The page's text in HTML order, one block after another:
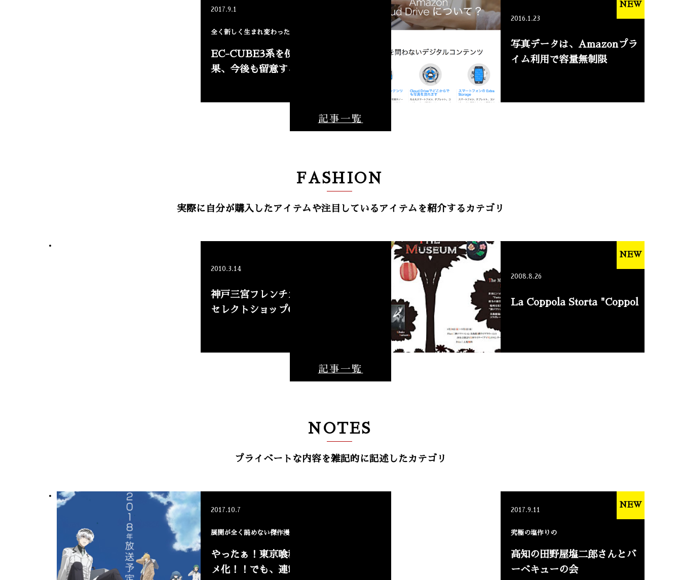
2017.9.1
全く新しく生まれ変わったEC-CUBE3
EC-CUBE3系を使用した結
果、今後も留意する点
2016.1.23
写真データは、Amazonプラ
イム利用で容量無制限
NEW
記事一覧
FASHION
実際に自分が購入したアイテムや注目しているアイテムを紹介するカテゴリ
2010.3.14
神戸三宮フレンチカジュアル
セレクトショップCinq
2008.8.26
La Coppola Storta "Coppol
NEW
記事一覧
NOTES
プライベートな内容を雑記的に記述したカテゴリ
2017.10.7
展開が全く読めない傑作漫画がアニメ化！
やったぁ！東京喰種:reのアニ
メ化！！でも、連載中
2017.9.11
究極の塩作りの
高知の田野屋塩二郎さんとバ
ーベキューの会
NEW